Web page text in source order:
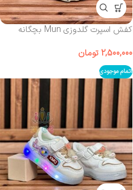
کفش اسپرت گلدوزی Mun بچگانه
2,500,000 تومان
اتمام موجودی